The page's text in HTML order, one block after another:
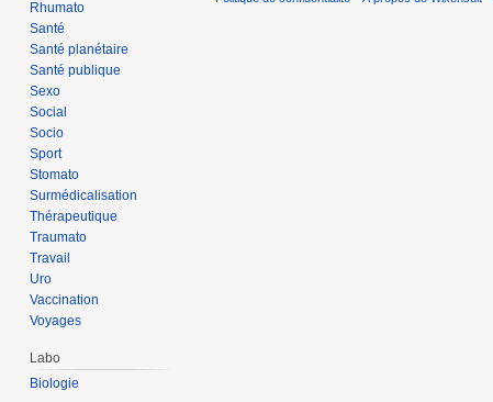
Rhumato
Santé
Santé planétaire
Santé publique
Sexo
Social
Socio
Sport
Stomato
Surmédicalisation
Thérapeutique
Traumato
Travail
Uro
Vaccination
Voyages
Labo
Biologie